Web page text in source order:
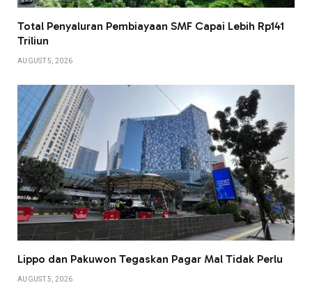
Total Penyaluran Pembiayaan SMF Capai Lebih Rp141
Triliun
AUGUST 5, 2026
Lippo dan Pakuwon Tegaskan Pagar Mal Tidak Perlu
AUGUST 5, 2026